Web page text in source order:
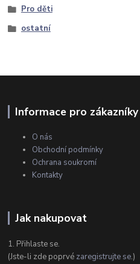
Pro děti
ostatní
Informace pro zákazníky
O nás
Obchodní podmínky
Ochrana soukromí
Kontakty
Jak nakupovat
1. Přihlaste se.
(Jste-li zde poprvé zaregistrujte se.)